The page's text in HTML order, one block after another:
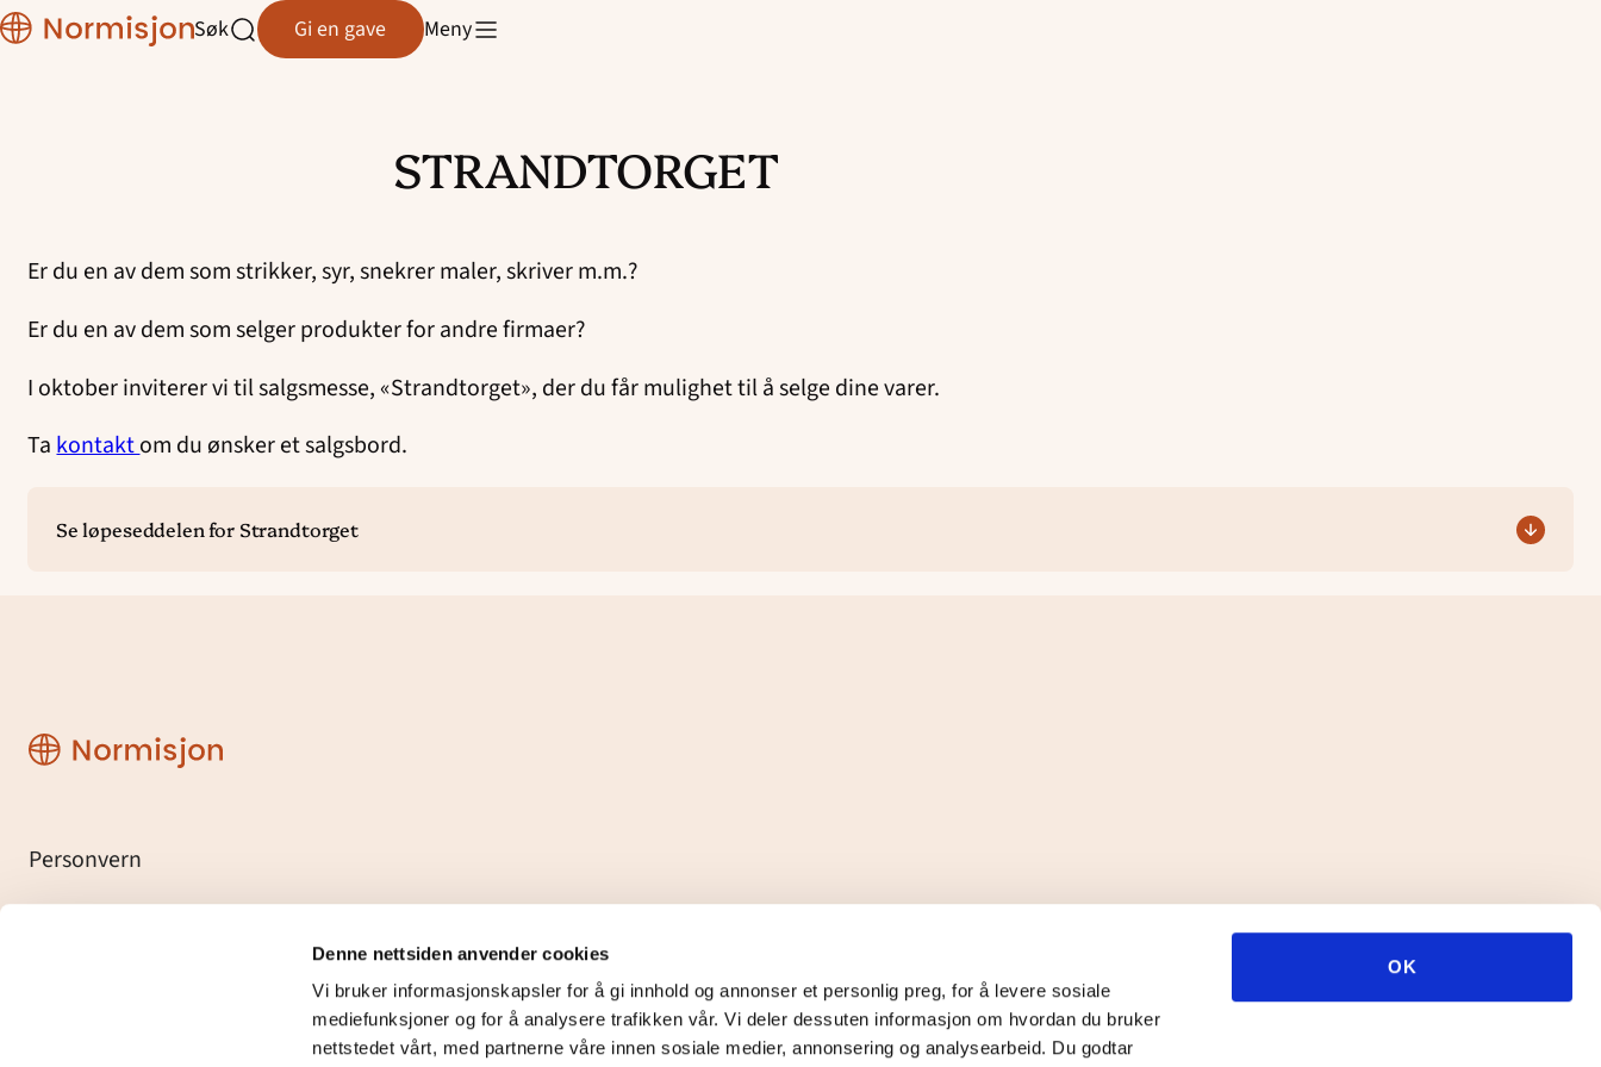
Denne nettsiden anvender cookies
Vi bruker informasjonskapsler for å gi innhold og annonser et personlig preg, for å levere sosiale
mediefunksjoner og for å analysere trafikken vår. Vi deler dessuten informasjon om hvordan du bruker
nettstedet vårt, med partnerne våre innen sosiale medier, annonsering og analysearbeid. Du godtar
OK
Region
VeBu
Åpne
Søk Gi en gave Meny
STRANDTORGET
Er du en av dem som strikker, syr, snekrer maler, skriver m.m.?
Er du en av dem som selger produkter for andre firmaer?
I oktober inviterer vi til salgsmesse, «Strandtorget», der du får mulighet til å selge dine varer.
Takontaktom du ønsker et salgsbord.
Se løpeseddelen for Strandtorget
Region
VeBu
Personvern